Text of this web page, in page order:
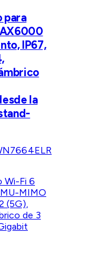
para
IP67,
la